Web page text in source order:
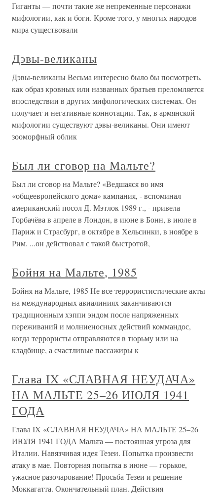
Гиганты — почти такие же непременные персонажи
мифологии, как и боги. Кроме того, у многих народов
мира существовали
Дэвы-великаны
Дэвы-великаны Весьма интересно было бы посмотреть,
как образ кровных или названных братьев преломляется
впоследствии в других мифологических системах. Он
получает и негативные коннотации. Так, в армянской
мифологии существуют дэвы-великаны. Они имеют
зооморфный облик
Был ли сговор на Мальте?
Был ли сговор на Мальте? «Ведшаяся во имя
«общеевропейского дома» кампания, - вспоминал
американский посол Д. Мэтлок 1989 г., - привела
Горбачёва в апреле в Лондон, в июне в Бонн, в июле в
Париж и Страсбург, в октябре в Хельсинки, в ноябре в
Рим. ...он действовал с такой быстротой,
Бойня на Мальте, 1985
Бойня на Мальте, 1985 Не все террористистические акты
на международных авиалиниях заканчиваются
традиционным хэппи эндом после напряженных
переживаний и молниеносных действий коммандос,
когда террористы отправляются в тюрьму или на
кладбище, а счастливые пассажиры к
Глава IX «СЛАВНАЯ НЕУДАЧА»
НА МАЛЬТЕ 25–26 ИЮЛЯ 1941
ГОДА
Глава IX «СЛАВНАЯ НЕУДАЧА» НА МАЛЬТЕ 25–26
ИЮЛЯ 1941 ГОДА Мальта — постоянная угроза для
Италии. Навязчивая идея Тезеи. Попытка произвести
атаку в мае. Повторная попытка в июне — горькое,
ужасное разочарование! Просьба Тезеи и решение
Моккагатта. Окончательный план. Действия